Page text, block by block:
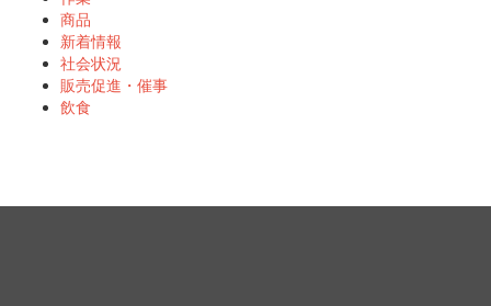
商品
新着情報
社会状況
販売促進・催事
飲食